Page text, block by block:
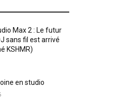
Max 2 : Le futur
sans fil est arrivé
KSHMR)
en studio